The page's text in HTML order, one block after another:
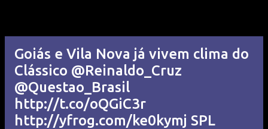
Goiás e Vila Nova já vivem clima do
Clássico @Reinaldo_Cruz
@Questao_Brasil
http://t.co/oQGiC3r
http://yfrog.com/ke0kymj SPL